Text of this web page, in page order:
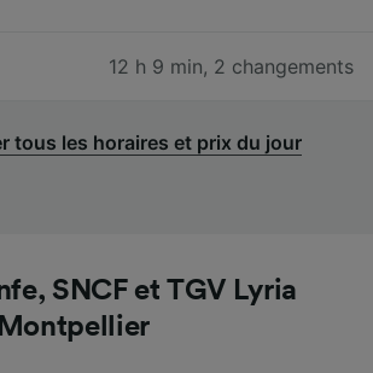
12 h 9 min, 2 changements
tous les horaires et prix du jour
SNCF et TGV Lyria